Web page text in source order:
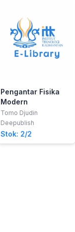
Pengantar Fisika
Modern
Tomo Djudin
Deepublish
Stok: 2/2